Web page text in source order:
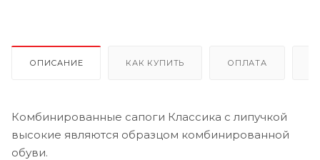
ОПИСАНИЕ КАК КУПИТЬ ОПЛАТА
Комбинированные сапоги Классика с липучкой
высокие являются образцом комбинированной
обуви.